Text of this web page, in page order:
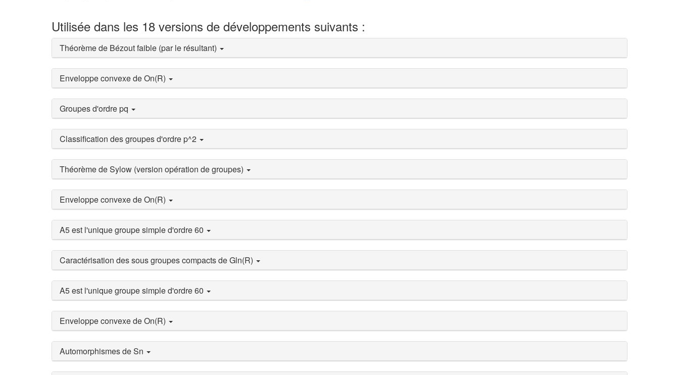
Utilisée dans les 18 versions de développements suivants :
Théorème de Bézout faible (par le résultant)
Enveloppe convexe de On(R)
Groupes d'ordre pq
Classification des groupes d'ordre p^2
Théorème de Sylow (version opération de groupes)
Enveloppe convexe de On(R)
A5 est l'unique groupe simple d'ordre 60
Caractérisation des sous groupes compacts de Gln(R)
A5 est l'unique groupe simple d'ordre 60
Enveloppe convexe de On(R)
Automorphismes de Sn